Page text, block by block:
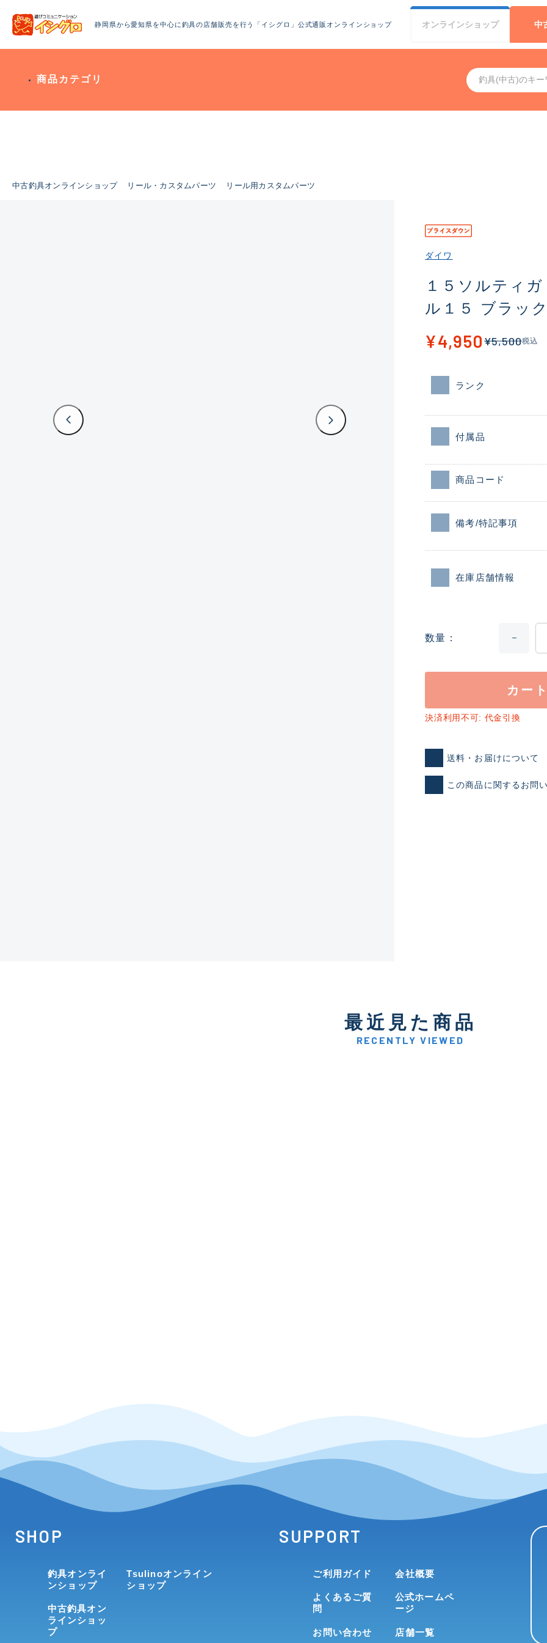
静岡県から愛知県を中心に釣具の店舗販売を行う「イシグロ」公式通販オンラインショップ オンラインショップ 中
商品カテゴリ
中古釣具オンラインショップ リール・カスタムパーツ リール用カスタムパーツ
新古品（メーカー問屋から
品）
※店頭展示時の置き傷が付いて
C-
かなり使用感があり、全体
い品
ダイワ
１５ソルティ
ル１５ ブラック
¥4,950¥5,500税込
ランク
付属品
商品コード
備考/特記事項
在庫店舗情報
数量
カー
決済利用不可: 代金引換
送料・お届けについて
この商品に関するお問
最近見た商品
RECENTLY VIEWED
SHOP
釣具オンライ
ンショップ
中古釣具オン
ラインショッ
プ
Tsulinoオンライン
ショップ
SUPPORT
ご利用ガイド
よくあるご質
問
お問い合わせ
会社概要
公式ホームペ
ージ
店舗一覧